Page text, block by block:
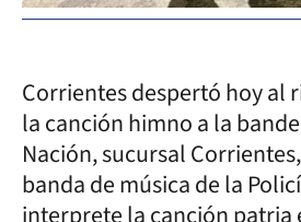
Corrientes despertó hoy al
la canción himno a la
Nación, sucursal
banda de música de la